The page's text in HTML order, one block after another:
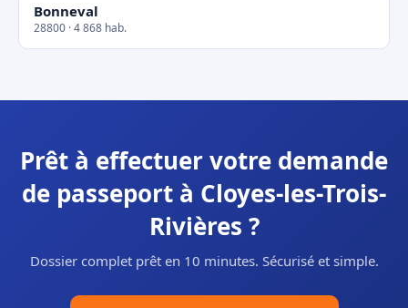
Bonneval
28800 · 4 868 hab.
Prêt à effectuer votre demande
de passeport à Cloyes-les-Trois-
Rivières ?
Dossier complet prêt en 10 minutes. Sécurisé et simple.